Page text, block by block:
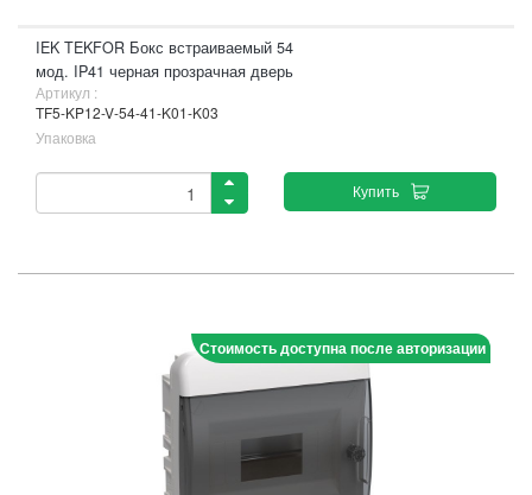
IEK TEKFOR Бокс встраиваемый 54
мод. IP41 черная прозрачная дверь
Артикул :
TF5-KP12-V-54-41-K01-K03
Упаковка
Купить
Стоимость доступна после авторизации